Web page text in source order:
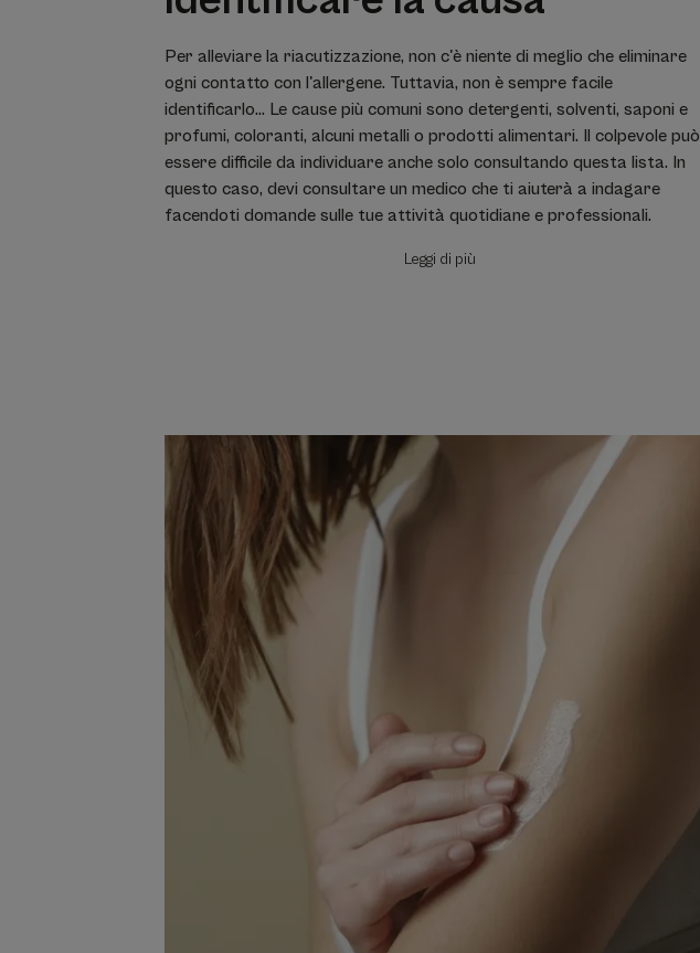
Per alleviare la riacutizzazione, non c'è niente di meglio che eliminare
ogni contatto con l'allergene. Tuttavia, non è sempre facile
identificarlo... Le cause più comuni sono detergenti, solventi, saponi e
profumi, coloranti, alcuni metalli o prodotti alimentari. Il colpevole può
essere difficile da individuare anche solo consultando questa lista. In
questo caso, devi consultare un medico che ti aiuterà a indagare
facendoti domande sulle tue attività quotidiane e professionali.
Leggi di più